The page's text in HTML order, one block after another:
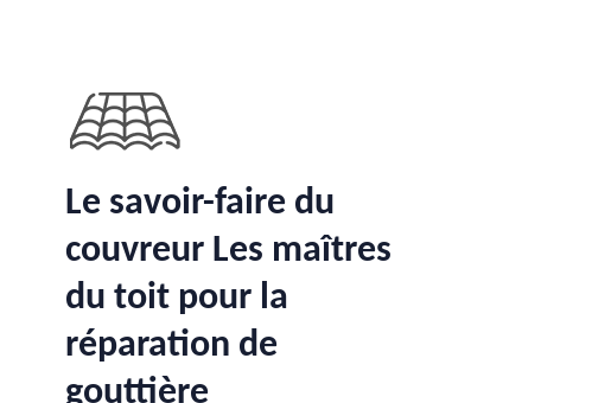
Le savoir-faire du
couvreur Les maîtres
du toit pour la
réparation de
gouttière